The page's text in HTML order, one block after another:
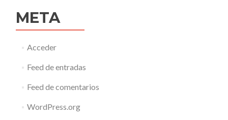
META
Acceder
Feed de entradas
Feed de comentarios
WordPress.org